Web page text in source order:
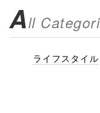
All
ライフスタイル